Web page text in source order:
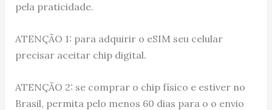
pela praticidade.
ATENÇÃO 1: para adquirir o eSIM seu celular
precisar aceitar chip digital.
ATENÇÃO 2: se comprar o chip físico e estiver no
Brasil, permita pelo menos 60 dias para o o envio